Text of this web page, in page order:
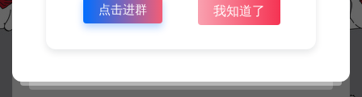
点击进群 我知道了